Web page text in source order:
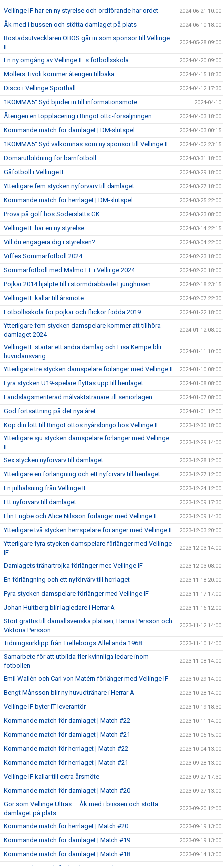
Vellinge IF har en ny styrelse och ordförande har ordet 2024-06-21 10:00
Åk med i bussen och stötta damlaget på plats 2024-06-10 18:00
Bostadsutvecklaren OBOS går in som sponsor till Vellinge
IF
2024-05-28 09:00
En ny omgång av Vellinge IF:s fotbollsskola 2024-04-20 09:00
Möllers Tivoli kommer återigen tillbaka 2024-04-15 18:30
Disco i Vellinge Sporthall 2024-04-12 17:30
1KOMMA5° Syd bjuder in till informationsmöte 2024-04-10
Återigen en topplacering i BingoLotto-försäljningen 2024-04-03 18:00
Kommande match för damlaget | DM-slutspel 2024-04-03 00:15
1KOMMA5° Syd välkomnas som ny sponsor till Vellinge IF 2024-04-02 23:15
Domarutbildning för barnfotboll 2024-03-31 18:00
Gåfotboll i Vellinge IF 2024-03-29 18:00
Ytterligare fem stycken nyförvärv till damlaget 2024-03-27 18:00
Kommande match för herrlaget | DM-slutspel 2024-03-25 22:00
Prova på golf hos Söderslätts GK 2024-03-23 08:00
Vellinge IF har en ny styrelse 2024-03-14 22:15
Vill du engagera dig i styrelsen? 2024-03-04 22:00
Viffes Sommarfotboll 2024 2024-02-23 18:00
Sommarfotboll med Malmö FF i Vellinge 2024 2024-02-20 18:00
Pojkar 2014 hjälpte till i stormdrabbade Ljunghusen 2024-02-18 23:15
Vellinge IF kallar till årsmöte 2024-02-07 22:30
Fotbollsskola för pojkar och flickor födda 2019 2024-01-22 18:00
Ytterligare fem stycken damspelare kommer att tillhöra
damlaget 2024
2024-01-12 08:00
Vellinge IF startar ett andra damlag och Lisa Kempe blir
huvudansvarig
2024-01-11 10:00
Ytterligare tre stycken damspelare förlänger med Vellinge IF 2024-01-10 08:00
Fyra stycken U19-spelare flyttas upp till herrlaget 2024-01-08 08:00
Landslagsmeriterad målvaktstränare till seniorlagen 2024-01-07 08:00
God fortsättning på det nya året 2024-01-01 12:00
Köp din lott till BingoLottos nyårsbingo hos Vellinge IF 2023-12-30 18:00
Ytterligare sju stycken damspelare förlänger med Vellinge
IF
2023-12-29 14:00
Sex stycken nyförvärv till damlaget 2023-12-28 12:00
Ytterligare en förlängning och ett nyförvärv till herrlaget 2023-12-27 12:00
En julhälsning från Vellinge IF 2023-12-24 12:00
Ett nyförvärv till damlaget 2023-12-09 17:30
Elin Engbe och Alice Nilsson förlänger med Vellinge IF 2023-12-09 14:30
Ytterligare två stycken herrspelare förlänger med Vellinge IF 2023-12-03 20:00
Ytterligare fyra stycken damspelare förlänger med Vellinge
IF
2023-12-03 14:00
Damlagets tränartrojka förlänger med Vellinge IF 2023-12-03 08:00
En förlängning och ett nyförvärv till herrlaget 2023-11-18 20:00
Fyra stycken damspelare förlänger med Vellinge IF 2023-11-17 17:00
Johan Hultberg blir lagledare i Herrar A 2023-11-16 12:00
Stort grattis till damallsvenska platsen, Hanna Persson och
Viktoria Persson
2023-11-12 14:00
Tidningsurklipp från Trelleborgs Allehanda 1968 2023-11-10 14:00
Samarbete för att utbilda fler kvinnliga ledare inom
fotbollen
2023-11-08 14:00
Emil Wallén och Carl von Matérn förlänger med Vellinge IF 2023-10-29 14:00
Bengt Månsson blir ny huvudtränare i Herrar A 2023-10-28 14:00
Vellinge IF byter IT-leverantör 2023-10-19 18:30
Kommande match för damlaget | Match #22 2023-10-11 14:00
Kommande match för damlaget | Match #21 2023-10-05 15:00
Kommande match för herrlaget | Match #22 2023-10-04 13:00
Kommande match för herrlaget | Match #21 2023-09-28 13:00
Vellinge IF kallar till extra årsmöte 2023-09-27 17:30
Kommande match för damlaget | Match #20 2023-09-27 13:00
Gör som Vellinge Ultras – Åk med i bussen och stötta
damlaget på plats
2023-09-20 12:00
Kommande match för herrlaget | Match #20 2023-09-19 13:00
Kommande match för damlaget | Match #19 2023-09-19 13:00
Kommande match för damlaget | Match #18 2023-09-14 13:00